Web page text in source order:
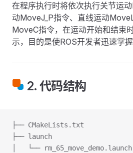
在程序执行时将依次执行关节运
动MoveJ_P指令、直线运动
MoveC指令，在运动开始和结束
示，目的是使ROS开发者迅速掌
2. 代码结构
├── CMakeLists.txt
├── launch
│   └──